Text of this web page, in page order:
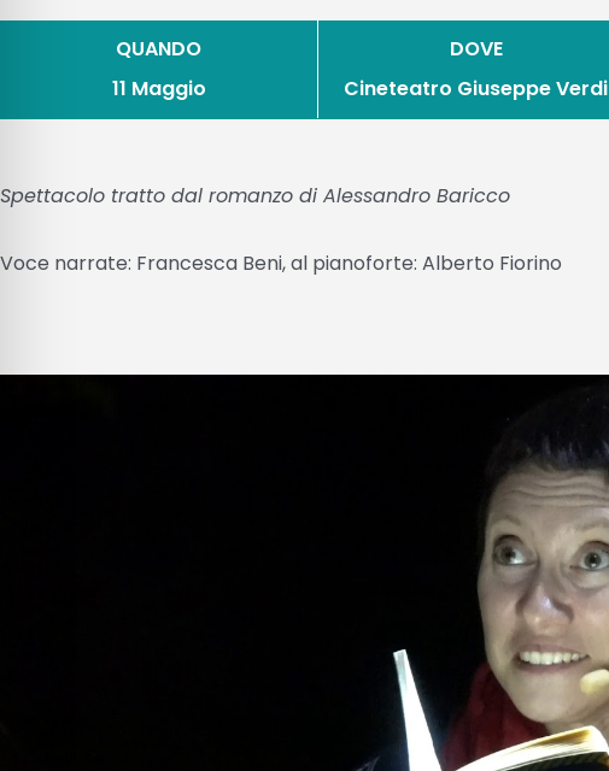
QUANDO
11 Maggio
DOVE
Cineteatro Giuseppe Verdi
Spettacolo tratto dal romanzo di Alessandro Baricco
Voce narrate: Francesca Beni, al pianoforte: Alberto Fiorino